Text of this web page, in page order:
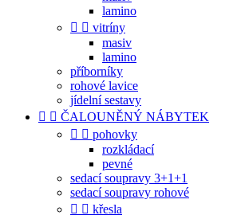
lamino
  vitríny
masiv
lamino
příborníky
rohové lavice
jídelní sestavy
  ČALOUNĚNÝ NÁBYTEK
  pohovky
rozkládací
pevné
sedací soupravy 3+1+1
sedací soupravy rohové
  křesla